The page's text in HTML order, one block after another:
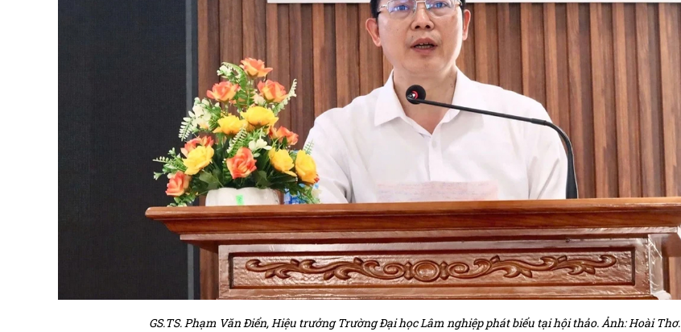
GS.TS. Phạm Văn Điển, Hiệu trưởng Trường Đại học Lâm nghiệp phát biểu tại hội thảo. Ảnh: Hoài Thơ.